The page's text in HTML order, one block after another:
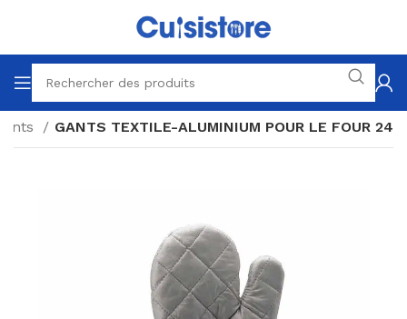
GANTS TEXTILE-ALUMINIUM POUR LE FOUR 24